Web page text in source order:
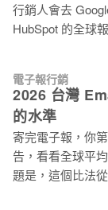
行銷人會去
HubSpot 的全球
一，你在台灣寄
本來就有誤差；
所有類型的 Email
EDM」，這兩者的開
開信率本來就不在同一個水準 這件
但它影響了整個評估邏輯。 不同類型
電子報行銷
2026 台灣
的水準
寄完電子報，你
告，看看全球平均
題是，這個比法